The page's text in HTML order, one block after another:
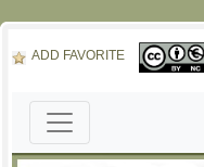
ADD FAVORITE